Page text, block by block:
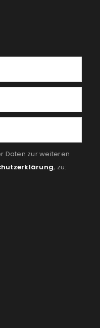
like to hear from
eröffnen und
Daten zur weiteren
, zu: